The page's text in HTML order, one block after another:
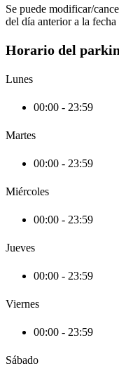
Se puede modificar/
del día anterior a la fecha
Horario del
Lunes
00:00 - 23:59
Martes
00:00 - 23:59
Miércoles
00:00 - 23:59
Jueves
00:00 - 23:59
Viernes
00:00 - 23:59
Sábado